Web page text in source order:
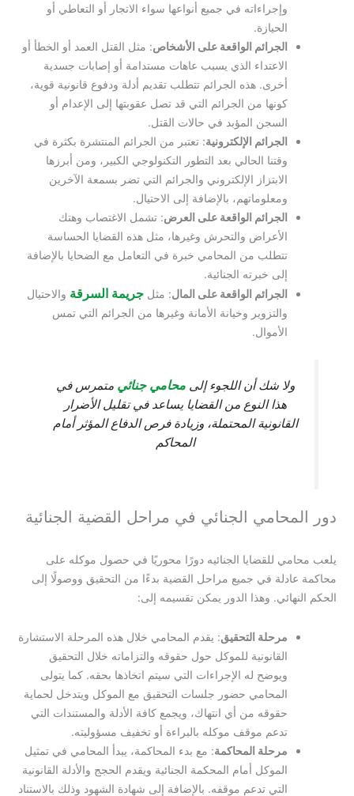
وإجراءاته في جميع أنواعها سواء الاتجار أو التعاطي أو
الحيازة.
الجرائم الواقعة على الأشخاص: مثل القتل العمد أو الخطأ أو
الاعتداء الذي يسبب عاهات مستدامة أو إصابات جسدية
أخرى. هذه الجرائم تتطلب تقديم أدلة ودفوع قانونية قوية،
كونها من الجرائم التي قد تصل عقوبتها إلى الإعدام أو
السجن المؤبد في حالات القتل.
الجرائم الإلكترونية: تعتبر من الجرائم المنتشرة بكثرة في
وقتنا الحالي بعد التطور التكنولوجي الكبير، ومن أبرزها
الابتزاز الإلكتروني والجرائم التي تضر بسمعة الآخرين
ومعلوماتهم، بالإضافة إلى الاحتيال.
الجرائم الواقعة على العرض: تشمل الاغتصاب وهتك
الأعراض والتحرش وغيرها، مثل هذه القضايا الحساسة
تتطلب من المحامي خبرة في التعامل مع الضحايا بالإضافة
إلى خبرته الجنائية.
الجرائم الواقعة على المال: مثل جريمة السرقة والاحتيال
والتزوير وخيانة الأمانة وغيرها من الجرائم التي تمس
الأموال.
ولا شك أن اللجوء إلىمحامي جنائي متمرس في
هذا النوع من القضايا يساعد في تقليل الأضرار
القانونية المحتملة، وزيادة فرص الدفاع المؤثر أمام
المحاكم
دور المحامي الجنائي في مراحل القضية الجنائية
يلعب محامي للقضايا الجنائيه دورًا محوريًا في حصول موكله على
محاكمة عادلة في جميع مراحل القضية بدءًا من التحقيق ووصولًا إلى
الحكم النهائي. وهذا الدور يمكن تقسيمه إلى:
مرحلة التحقيق: يقدم المحامي خلال هذه المرحلة الاستشارة
القانونية للموكل حول حقوقه والتزاماته خلال التحقيق
ويوضح له الإجراءات التي سيتم اتخاذها بحقه. كما يتولى
المحامي حضور جلسات التحقيق مع الموكل ويتدخل لحماية
حقوقه من أي انتهاك، ويجمع كافة الأدلة والمستندات التي
تدعم موقف موكله بالبراءة أو تخفيف مسؤوليته.
مرحلة المحاكمة: مع بدء المحاكمة، يبدأ المحامي في تمثيل
الموكل أمام المحكمة الجنائية ويقدم الحجج والأدلة القانونية
التي تدعم موقفه. بالإضافة إلى شهادة الشهود وذلك بالاستناد